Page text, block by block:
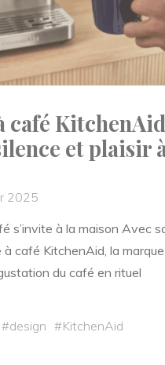
café KitchenAid
et plaisir
2025
s’invite à la maison Avec
à café KitchenAid, la marque
du café en rituel
#design #KitchenAid